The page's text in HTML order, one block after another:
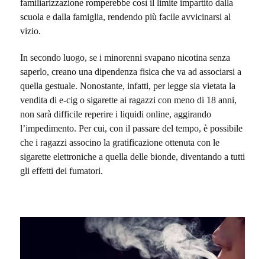
familiarizzazione romperebbe così il limite impartito dalla
scuola e dalla famiglia, rendendo più facile avvicinarsi al
vizio.
In secondo luogo, se i minorenni svapano nicotina senza
saperlo, creano una dipendenza fisica che va ad associarsi a
quella gestuale. Nonostante, infatti, per legge sia vietata la
vendita di e-cig o sigarette ai ragazzi con meno di 18 anni,
non sarà difficile reperire i liquidi online, aggirando
l’impedimento. Per cui, con il passare del tempo, è possibile
che i ragazzi associno la gratificazione ottenuta con le
sigarette elettroniche a quella delle bionde, diventando a tutti
gli effetti dei fumatori.